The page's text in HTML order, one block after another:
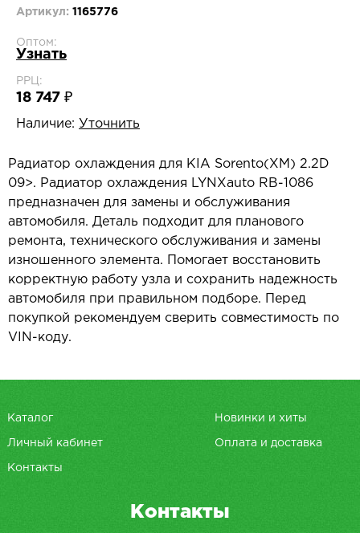
Артикул: 1165776
Оптом:
Узнать
РРЦ:
18 747 ₽
Наличие: Уточнить
Радиатор охлаждения для KIA Sorento(XM) 2.2D
09>. Радиатор охлаждения LYNXauto RB-1086
предназначен для замены и обслуживания
автомобиля. Деталь подходит для планового
ремонта, технического обслуживания и замены
изношенного элемента. Помогает восстановить
корректную работу узла и сохранить надежность
автомобиля при правильном подборе. Перед
покупкой рекомендуем сверить совместимость по
VIN-коду.
Каталог Новинки и хиты
Личный кабинет Оплата и доставка
Контакты
Контакты